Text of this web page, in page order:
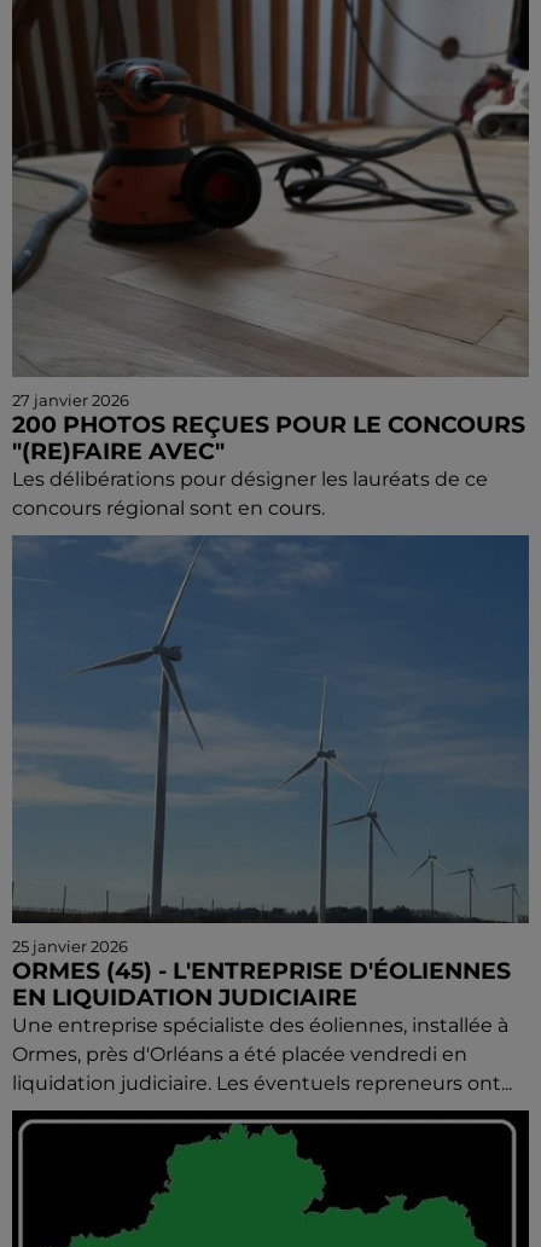
27 janvier 2026
200 PHOTOS REÇUES POUR LE CONCOURS
"(RE)FAIRE AVEC"
Les délibérations pour désigner les lauréats de ce
concours régional sont en cours.
25 janvier 2026
ORMES (45) - L'ENTREPRISE D'ÉOLIENNES
EN LIQUIDATION JUDICIAIRE
Une entreprise spécialiste des éoliennes, installée à
Ormes, près d'Orléans a été placée vendredi en
liquidation judiciaire. Les éventuels repreneurs ont...